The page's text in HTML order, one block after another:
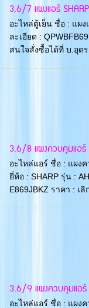
3.6/7 แผงแอร์
อะไหล่ตู้เย็น ชื่อ : แผง
ละเอียด :
สนใจสั่งซื้อได้ที่ บ.อุดร
3.6/8 แผงควบคุมแอร์
อะไหล่แอร์ ชื่อ : แผงค
ยี่ห้อ : SHARP รุ่น :
E869JBKZ ราคา : เลิ
3.6/9 แผงควบคุมแอร์
อะไหล่แอร์ ชื่อ : แผงค